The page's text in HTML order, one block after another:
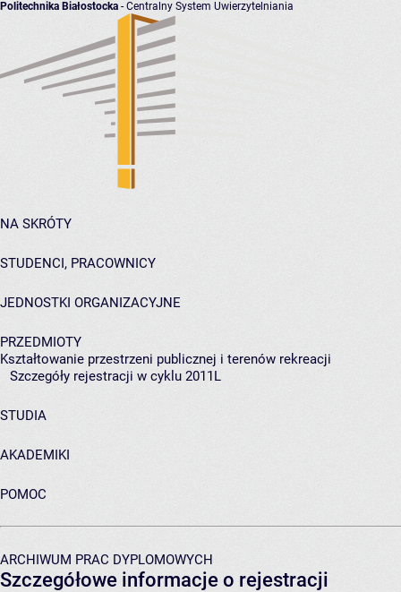
Politechnika Białostocka - Centralny System Uwierzytelniania
NA SKRÓTY
STUDENCI, PRACOWNICY
JEDNOSTKI ORGANIZACYJNE
PRZEDMIOTY
Kształtowanie przestrzeni publicznej i terenów rekreacji
Szczegóły rejestracji w cyklu 2011L
STUDIA
AKADEMIKI
POMOC
ARCHIWUM PRAC DYPLOMOWYCH
Szczegółowe informacje o rejestracji